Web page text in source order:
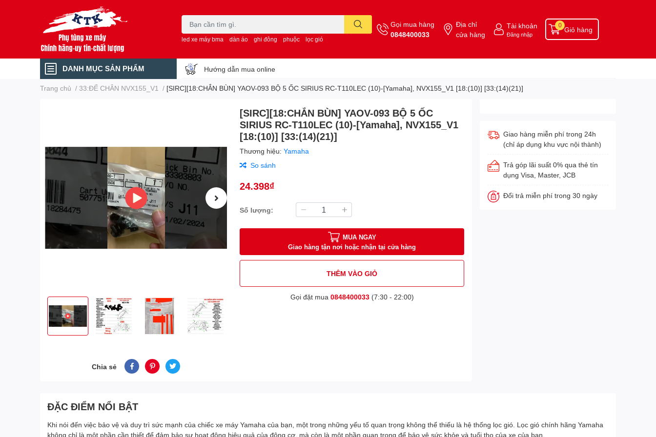
led xe máy bma dàn áo ghi đông phuộc lọc gió
Gọi mua hàng
0848400033
Địa chỉ
cửa hàng
Tài khoản
Đăng nhập
Giỏ hàng
0
DANH MỤC SẢN PHẨM Hướng dẫn mua online
Trang chủ / 33:ĐẾ CHÂN NVX155_V1 / [SIRC][18:CHẮN BÙN] YAOV-093 BỘ 5 ỐC SIRIUS RC-T110LEC (10)-[Yamaha], NVX155_V1 [18:(10)] [33:(14)(21)]
Chia sẻ
[SIRC][18:CHẮN BÙN] YAOV-093 BỘ 5 ỐC
SIRIUS RC-T110LEC (10)-[Yamaha], NVX155_V1
[18:(10)] [33:(14)(21)]
Thương hiệu:Yamaha
So sánh
24.398₫
Số lượng:
MUA NGAY
Giao hàng tận nơi hoặc nhận tại cửa hàng
THÊM VÀO GIỎ
Gọi đặt mua 0848400033(7:30 - 22:00)
Giao hàng miễn phí trong 24h
(chỉ áp dụng khu vực nội thành)
Trả góp lãi suất 0% qua thẻ tín
dụng Visa, Master, JCB
Đổi trả miễn phí trong 30 ngày
ĐẶC ĐIỂM NỔI BẬT
Khi nói đến việc bảo vệ và duy trì sức mạnh của chiếc xe máy Yamaha của bạn, một trong những yếu tố quan trọng không thể thiếu là hệ thống lọc gió. Lọc gió chính hãng Yamaha
không chỉ là một phần cần thiết để đảm bảo sự hoạt động hiệu quả của động cơ, mà còn là một phần quan trọng để bảo vệ sức khỏe và tuổi thọ của xe của bạn.